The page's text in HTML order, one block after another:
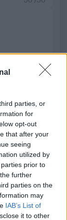
parties, or
for
opt-out
that after your
seeing
utilized by
prior to
further
parties on the
may
IAB’s List of
it to other
2000 /2000
ΜΠΑΡΚΑ
και
και τα